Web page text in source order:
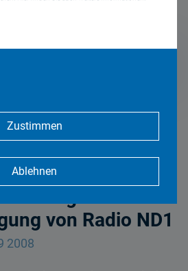
Zustimmen
Ablehnen
von Radio ND1
2008